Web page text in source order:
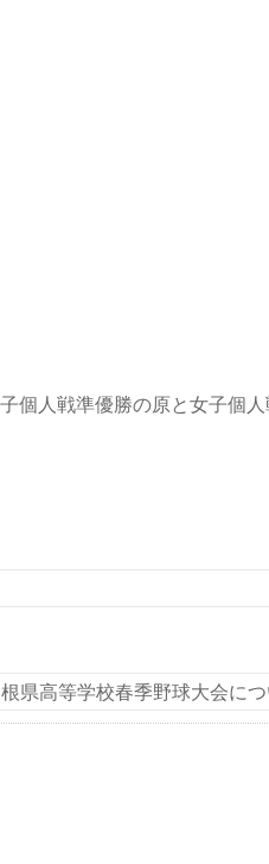
個人戦準優勝の原と女子個
県高等学校春季野球大会につ